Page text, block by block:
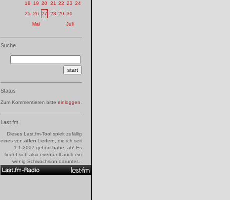
18
19 20 21 22 23 24
25 26 27 28 29 30
Mai
Juli
Suche
Status
Zum Kommentieren bitte einloggen
Last.fm
Dieses Last.fm-Tool spielt zufällig
eines von allen Liedern, die ich seit
1.1.2007 gehört habe, ab! Es
findet sich also eventuell auch ein
wenig Schwachsinn darunter...